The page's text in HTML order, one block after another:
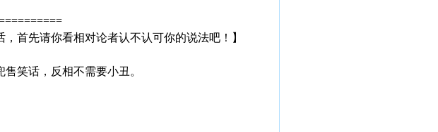
首先请你看相对论者认不认可你的说法吧！】
笑话，反相不需要小丑。